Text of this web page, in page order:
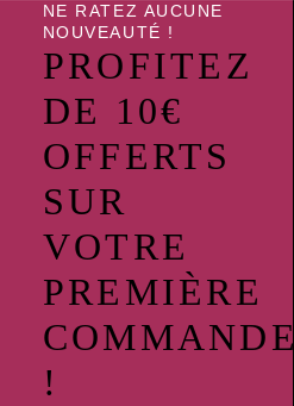
NE RATEZ AUCUNE
NOUVEAUTÉ !
PROFITEZ
DE 10€
OFFERTS
SUR
VOTRE
PREMIÈRE
COMMANDE
!